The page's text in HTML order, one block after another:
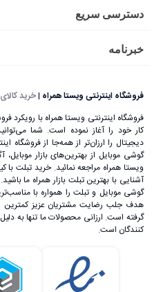
دسترسی سریع
خبرنامه
فروشگاه اینترنتی ویستا همراه |خرید
فروشگاه اینترنتی ویستا همراه با
کار خود را آغاز نموده است. شما
دیجیتال را ارزان‌تر از همه‌جا از فروشگاه
گوشی موبایل از بهترین‌های بازار
ویستا همراه مراجعه نمائید. خرید تبلت
آشنایی با بهترین تبلت بازار همراه ما
گوشی موبایل و تبلت را همواره با
هدف جلب رضایت مشتریان عزیز کمترین
گرفته است. ارزانی محصولات ما تنها به
کنندگان است.